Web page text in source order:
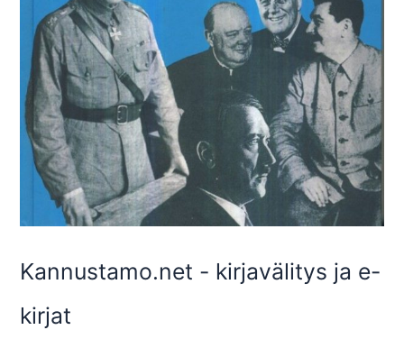
Kannustamo.net - kirjavälitys ja e-
kirjat